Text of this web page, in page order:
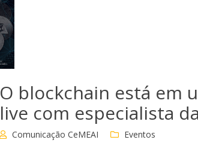
O blockchain está em
live com especialista
Comunicação CeMEAI Eventos